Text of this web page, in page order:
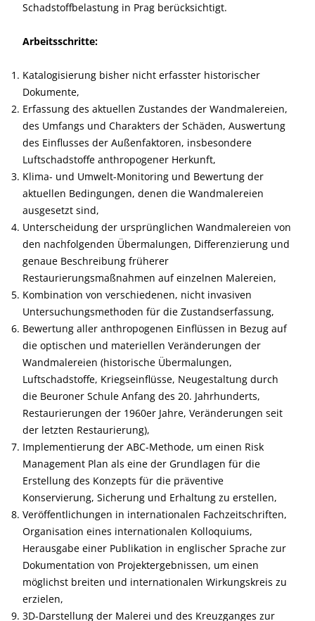
Schadstoffbelastung in Prag berücksichtigt.
Arbeitsschritte:
Katalogisierung bisher nicht erfasster historischer
Dokumente,
Erfassung des aktuellen Zustandes der Wandmalereien,
des Umfangs und Charakters der Schäden, Auswertung
des Einflusses der Außenfaktoren, insbesondere
Luftschadstoffe anthropogener Herkunft,
Klima- und Umwelt-Monitoring und Bewertung der
aktuellen Bedingungen, denen die Wandmalereien
ausgesetzt sind,
Unterscheidung der ursprünglichen Wandmalereien von
den nachfolgenden Übermalungen, Differenzierung und
genaue Beschreibung früherer
Restaurierungsmaßnahmen auf einzelnen Malereien,
Kombination von verschiedenen, nicht invasiven
Untersuchungsmethoden für die Zustandserfassung,
Bewertung aller anthropogenen Einflüssen in Bezug auf
die optischen und materiellen Veränderungen der
Wandmalereien (historische Übermalungen,
Luftschadstoffe, Kriegseinflüsse, Neugestaltung durch
die Beuroner Schule Anfang des 20. Jahrhunderts,
Restaurierungen der 1960er Jahre, Veränderungen seit
der letzten Restaurierung),
Implementierung der ABC-Methode, um einen Risk
Management Plan als eine der Grundlagen für die
Erstellung des Konzepts für die präventive
Konservierung, Sicherung und Erhaltung zu erstellen,
Veröffentlichungen in internationalen Fachzeitschriften,
Organisation eines internationalen Kolloquiums,
Herausgabe einer Publikation in englischer Sprache zur
Dokumentation von Projektergebnissen, um einen
möglichst breiten und internationalen Wirkungskreis zu
erzielen,
3D-Darstellung der Malerei und des Kreuzganges zur